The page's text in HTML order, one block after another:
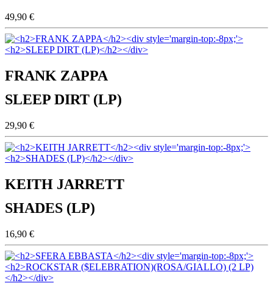
49,90 €
FRANK ZAPPA
SLEEP DIRT (LP)
29,90 €
KEITH JARRETT
SHADES (LP)
16,90 €